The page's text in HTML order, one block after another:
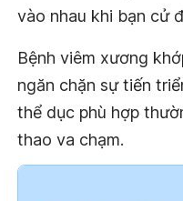
vào nhau khi bạn cử
Bệnh viêm xương
ngăn chặn sự tiến
thể dục phù hợp
thao va chạm.